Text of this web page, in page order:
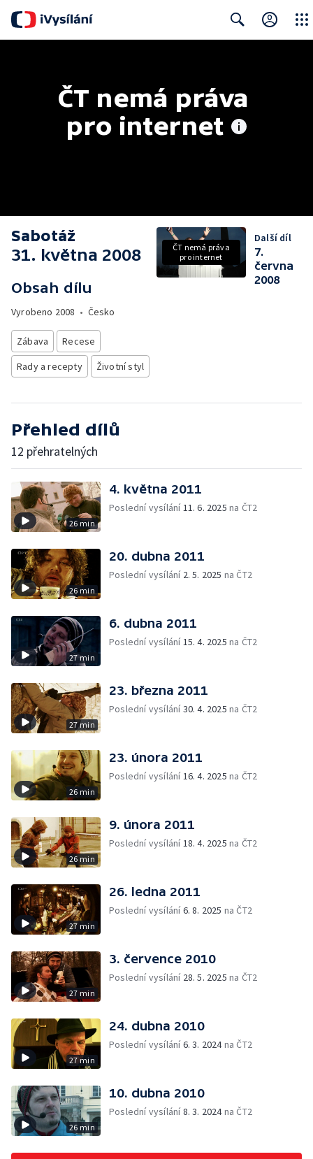
ČT nemá práva
pro internet
Sabotáž
31. května 2008
Obsah dílu
Vyrobeno 2008 • Česko
Zábava
Recese
Rady a recepty
Životní styl
ČT nemá práva
pro internet
Další díl
7.
června
2008
Přehled dílů
12 přehratelných
26 min
4. května 2011
Poslední vysílání11. 6. 2025 na ČT2
26 min
20. dubna 2011
Poslední vysílání 2. 5. 2025 na ČT2
27 min
6. dubna 2011
Poslední vysílání15. 4. 2025 na ČT2
27 min
23. března 2011
Poslední vysílání30. 4. 2025 na ČT2
26 min
23. února 2011
Poslední vysílání16. 4. 2025 na ČT2
26 min
9. února 2011
Poslední vysílání18. 4. 2025 na ČT2
27 min
26. ledna 2011
Poslední vysílání6. 8. 2025 na ČT2
27 min
3. července 2010
Poslední vysílání 28. 5. 2025 na ČT2
27 min
24. dubna 2010
Poslední vysílání6. 3. 2024na ČT2
26 min
10. dubna 2010
Poslední vysílání8. 3. 2024na ČT2